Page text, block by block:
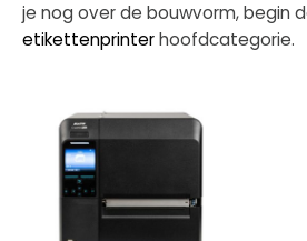
je nog over de bouwvorm, begin
etikettenprinterhoofdcategorie.